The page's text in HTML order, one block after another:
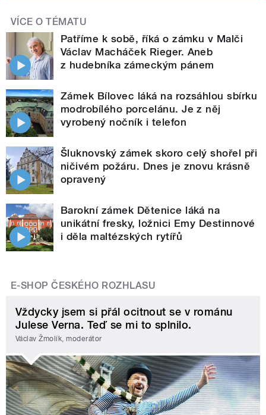
VÍCE O TÉMATU
Patříme k sobě, říká o zámku v Malči
Václav Macháček Rieger. Aneb
z hudebníka zámeckým pánem
Zámek Bílovec láká na rozsáhlou sbírku
modrobílého porcelánu. Je z něj
vyrobený nočník i telefon
Šluknovský zámek skoro celý shořel při
ničivém požáru. Dnes je znovu krásně
opravený
Barokní zámek Dětenice láká na
unikátní fresky, ložnici Emy Destinnové
i děla maltézských rytířů
E-SHOP ČESKÉHO ROZHLASU
Vždycky jsem si přál ocitnout se v románu
Julese Verna. Teď se mi to splnilo.
Václav Žmolík, moderátor